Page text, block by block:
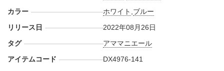
カラー
ホワイト ブルー
リリース日
2022年08月26日
タグ
アママニエール
アイテムコード
DX4976-141